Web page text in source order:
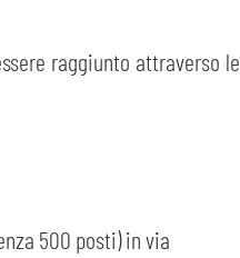
raggiunto attraverso le
500 posti) in via